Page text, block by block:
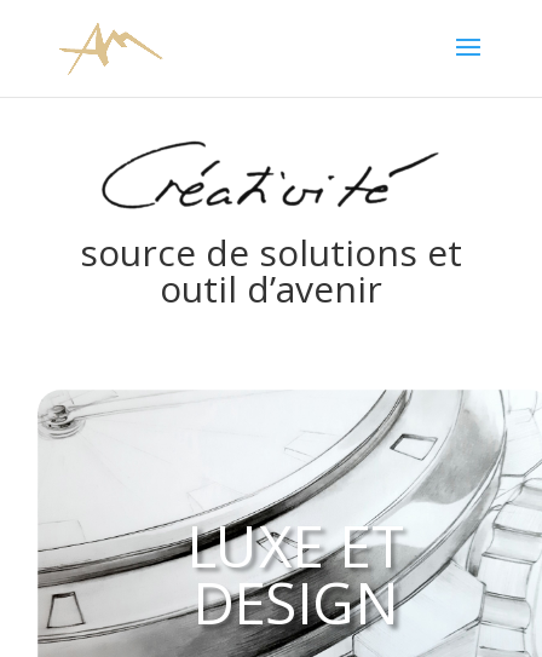
source de solutions et
outil d’avenir
LUXE ET
DESIGN